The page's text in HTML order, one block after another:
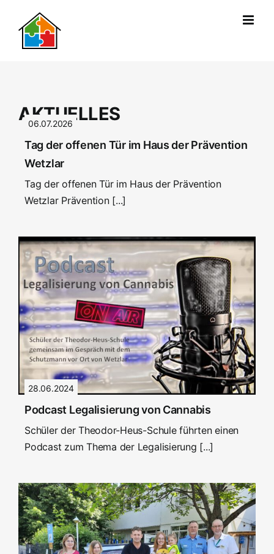
Inhalt
springen
AKTUELLES
06.07.2026
Tag der offenen Tür im Haus der Prävention
Wetzlar
Tag der offenen Tür im Haus der Prävention
Wetzlar Prävention [...]
28.06.2024
Podcast Legalisierung von Cannabis
Schüler der Theodor-Heus-Schule führten einen
Podcast zum Thema der Legalisierung [...]